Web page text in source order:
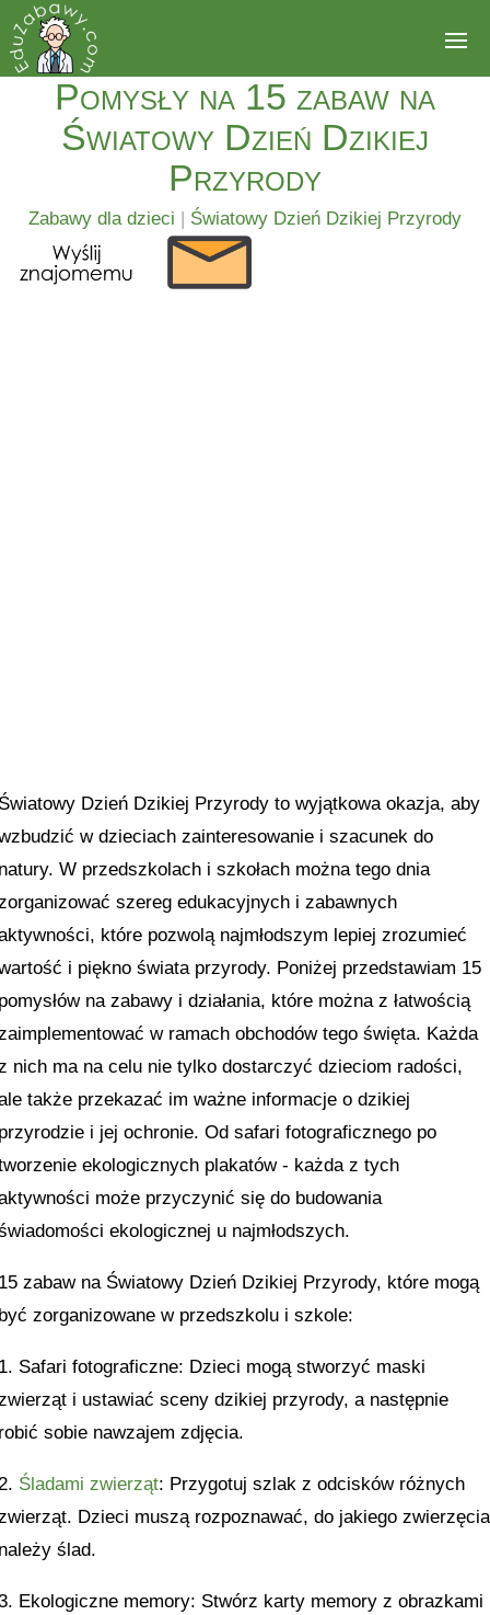
Pomysły na 15 zabaw na
Światowy Dzień Dzikiej
Przyrody
Zabawy dla dzieci | Światowy Dzień Dzikiej Przyrody
Dzień Dzikiej Przyrody to wyjątkowa okazja, aby
w dzieciach zainteresowanie i szacunek do
W przedszkolach i szkołach można tego dnia
szereg edukacyjnych i zabawnych
które pozwolą najmłodszym lepiej zrozumieć
i piękno świata przyrody. Poniżej przedstawiam 15
na zabawy i działania, które można z łatwością
w ramach obchodów tego święta. Każda
nich ma na celu nie tylko dostarczyć dzieciom radości,
także przekazać im ważne informacje o dzikiej
i jej ochronie. Od safari fotograficznego po
ekologicznych plakatów - każda z tych
może przyczynić się do budowania
ekologicznej u najmłodszych.
zabaw na Światowy Dzień Dzikiej Przyrody, które mogą
zorganizowane w przedszkolu i szkole:
Safari fotograficzne: Dzieci mogą stworzyć maski
i ustawiać sceny dzikiej przyrody, a następnie
sobie nawzajem zdjęcia.
Śladami zwierząt: Przygotuj szlak z odcisków różnych
Dzieci muszą rozpoznawać, do jakiego zwierzęcia
ślad.
Ekologiczne memory: Stwórz karty memory z obrazkami